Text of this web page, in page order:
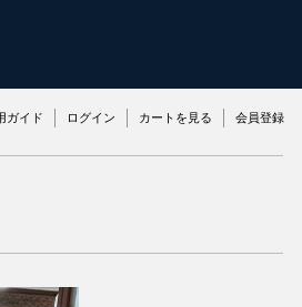
ガイド ログイン カートを見る 会員登録